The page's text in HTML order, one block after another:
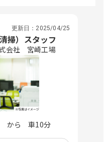
更新日： 2025/04/25
掃）スタッフ
会社 宮崎工場
から 車10分